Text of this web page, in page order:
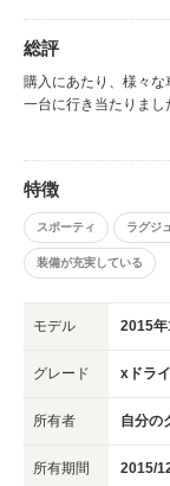
総評
購入にあたり、様々
一台に行き当たりまし
とQ3、GLAあたりで
特徴
スポーティ ラグジ
装備が充実している
モデル 2015年
グレード xドラ
所有者 自分の
所有期間 2015/